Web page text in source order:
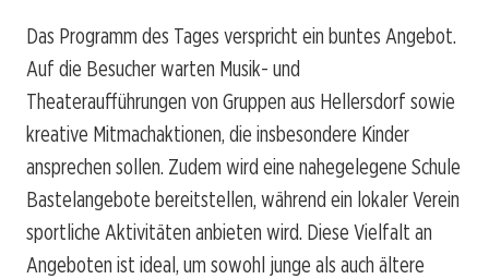
Das Programm des Tages verspricht ein buntes Angebot.
Auf die Besucher warten Musik- und
Theateraufführungen von Gruppen aus Hellersdorf sowie
kreative Mitmachaktionen, die insbesondere Kinder
ansprechen sollen. Zudem wird eine nahegelegene Schule
Bastelangebote bereitstellen, während ein lokaler Verein
sportliche Aktivitäten anbieten wird. Diese Vielfalt an
Angeboten ist ideal, um sowohl junge als auch ältere